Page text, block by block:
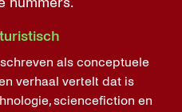
als conceptuele
verhaal vertelt dat is
sciencefiction en